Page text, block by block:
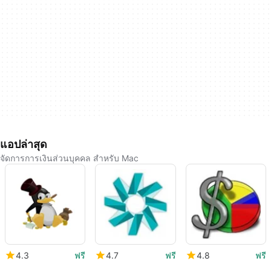
แอปล่าสุด
จัดการการเงินส่วนบุคคล สำหรับ Mac
4.3
ฟรี
4.7
ฟรี
4.8
ฟรี